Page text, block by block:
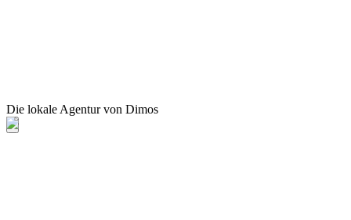
Die lokale Agentur von Dimos